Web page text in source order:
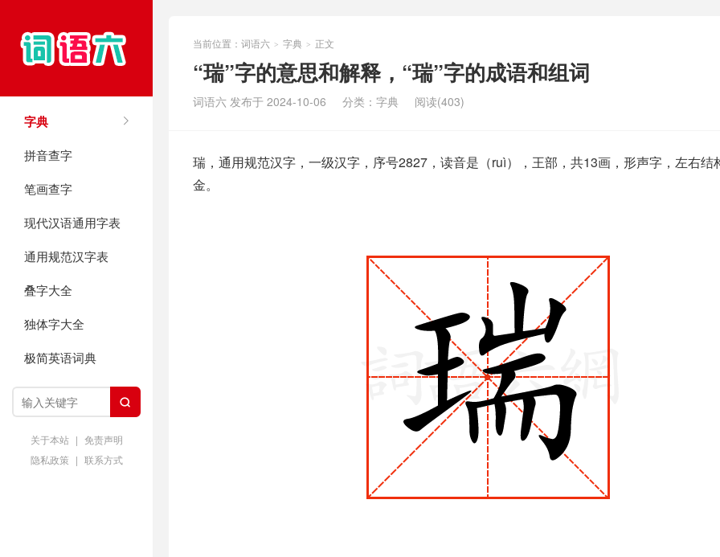
字典
拼音查字
笔画查字
现代汉语通用字表
通用规范汉字表
叠字大全
独体字大全
极简英语词典

关于本站 | 免责声明
隐私政策 | 联系方式
当前位置： 词语六 > 字典 > 正文
“瑞”字的意思和解释，“瑞”字的成语和组词
词语六 发布于 2024-10-06 分类： 字典 阅读(403)
瑞，通用规范汉字，一级汉字，序号2827，读音是（ruì），王部，共13画，形声字，左右结
金。